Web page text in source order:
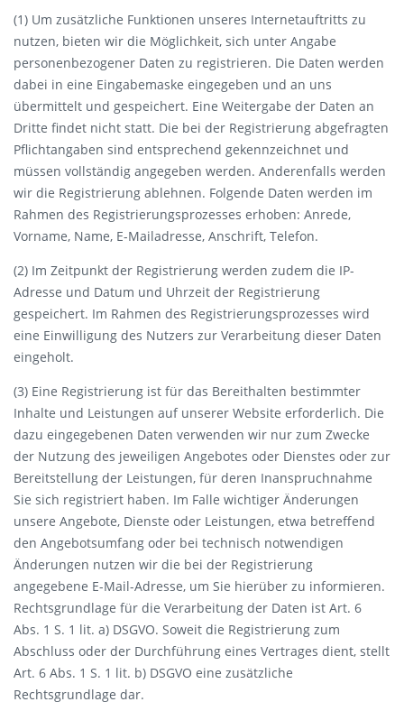
(1) Um zusätzliche Funktionen unseres Internetauftritts zu
nutzen, bieten wir die Möglichkeit, sich unter Angabe
personenbezogener Daten zu registrieren. Die Daten werden
dabei in eine Eingabemaske eingegeben und an uns
übermittelt und gespeichert. Eine Weitergabe der Daten an
Dritte findet nicht statt. Die bei der Registrierung abgefragten
Pflichtangaben sind entsprechend gekennzeichnet und
müssen vollständig angegeben werden. Anderenfalls werden
wir die Registrierung ablehnen. Folgende Daten werden im
Rahmen des Registrierungsprozesses erhoben: Anrede,
Vorname, Name, E-Mailadresse, Anschrift, Telefon.
(2) Im Zeitpunkt der Registrierung werden zudem die IP-
Adresse und Datum und Uhrzeit der Registrierung
gespeichert. Im Rahmen des Registrierungsprozesses wird
eine Einwilligung des Nutzers zur Verarbeitung dieser Daten
eingeholt.
(3) Eine Registrierung ist für das Bereithalten bestimmter
Inhalte und Leistungen auf unserer Website erforderlich. Die
dazu eingegebenen Daten verwenden wir nur zum Zwecke
der Nutzung des jeweiligen Angebotes oder Dienstes oder zur
Bereitstellung der Leistungen, für deren Inanspruchnahme
Sie sich registriert haben. Im Falle wichtiger Änderungen
unsere Angebote, Dienste oder Leistungen, etwa betreffend
den Angebotsumfang oder bei technisch notwendigen
Änderungen nutzen wir die bei der Registrierung
angegebene E-Mail-Adresse, um Sie hierüber zu informieren.
Rechtsgrundlage für die Verarbeitung der Daten ist Art. 6
Abs. 1 S. 1 lit. a) DSGVO. Soweit die Registrierung zum
Abschluss oder der Durchführung eines Vertrages dient, stellt
Art. 6 Abs. 1 S. 1 lit. b) DSGVO eine zusätzliche
Rechtsgrundlage dar.